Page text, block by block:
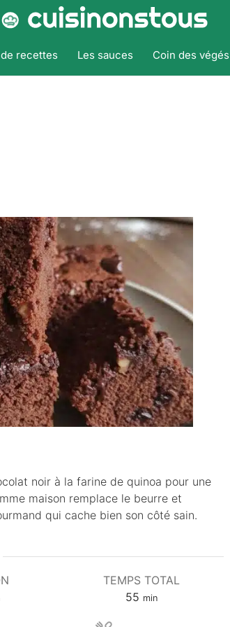
recettes Les sauces Coin des végés
noir à la farine de quinoa pour une
maison remplace le beurre et
qui cache bien son côté sain.
TEMPS TOTAL
55 m
min